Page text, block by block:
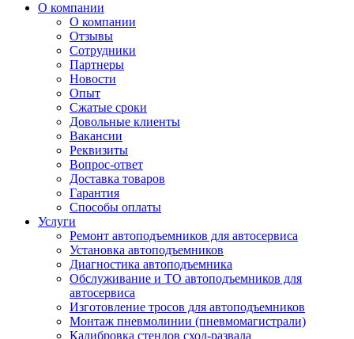
О компании
О компании
Отзывы
Сотрудники
Партнеры
Новости
Опыт
Сжатые сроки
Довольные клиенты
Вакансии
Реквизиты
Вопрос-ответ
Доставка товаров
Гарантия
Способы оплаты
Услуги
Ремонт автоподъемников для автосервиса
Установка автоподъемников
Диагностика автоподъемника
Обслуживание и ТО автоподъемников для
автосервиса
Изготовление тросов для автоподъемников
Монтаж пневмолинии (пневмомагистрали)
Калибровка стендов сход-развала